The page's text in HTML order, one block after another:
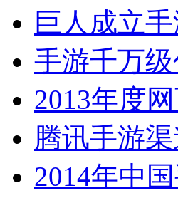
巨人成立
手游千万
2013年度
腾讯手游
2014年中